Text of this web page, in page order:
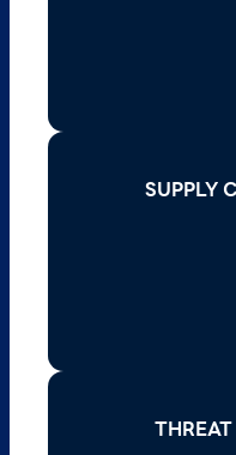
SUPPLY
SUPPLY
THREAT